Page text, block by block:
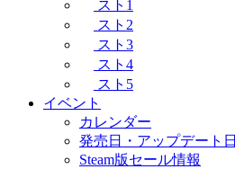
スト1
スト2
スト3
スト4
スト5
イベント
カレンダー
発売日・アップデート日
Steam版セール情報